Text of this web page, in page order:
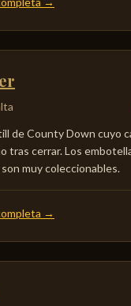
de County Down cuyo
tras cerrar. Los
muy coleccionables.
→